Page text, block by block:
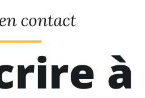
contact
à